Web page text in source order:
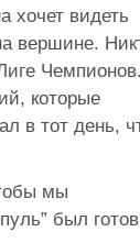
хочет видеть
вершине.
Чемпионов.
которые
в тот день,
мы
был готов